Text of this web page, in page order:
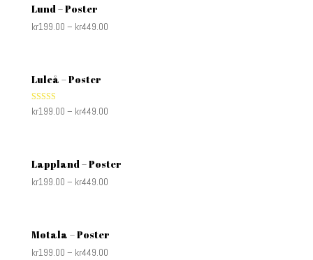
Lund – Poster
kr199.00 – kr449.00
Luleå – Poster
Rated
5.00
kr199.00 – kr449.00
Lappland – Poster
kr199.00 – kr449.00
Motala – Poster
kr199.00 – kr449.00